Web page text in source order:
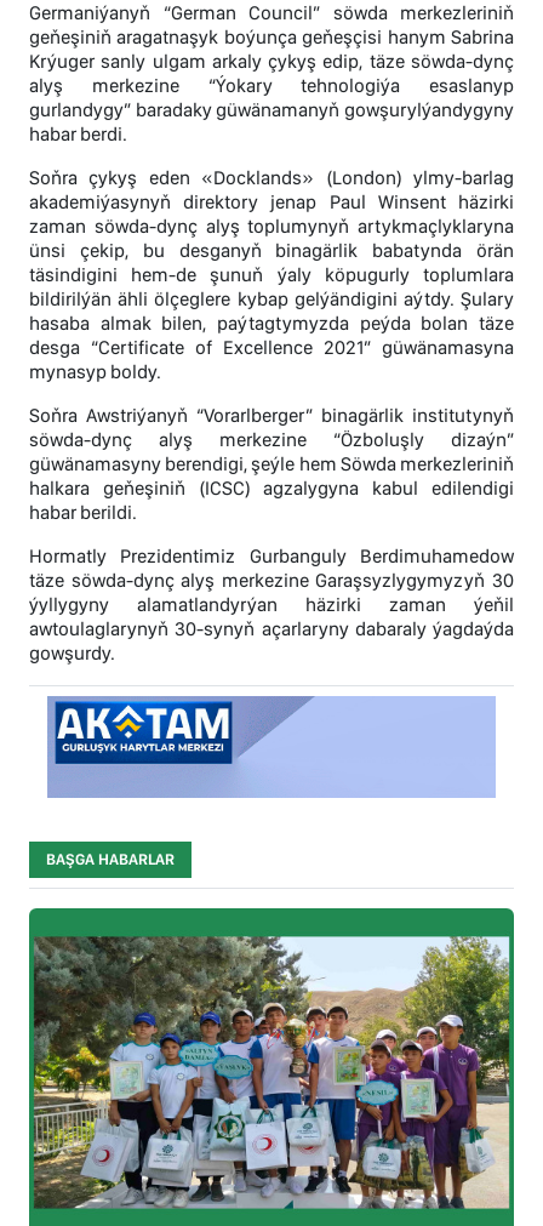
Germaniýanyň “German Council” söwda merkezleriniň
geňeşiniň aragatnaşyk boýunça geňeşçisi hanym Sabrina
Krýuger sanly ulgam arkaly çykyş edip, täze söwda-dynç
alyş merkezine “Ýokary tehnologiýa esaslanyp
gurlandygy” baradaky güwänamanyň gowşurylýandygyny
habar berdi.
Soňra çykyş eden «Docklands» (London) ylmy-barlag
akademiýasynyň direktory jenap Paul Winsent häzirki
zaman söwda-dynç alyş toplumynyň artykmaçlyklaryna
ünsi çekip, bu desganyň binagärlik babatynda örän
täsindigini hem-de şunuň ýaly köpugurly toplumlara
bildirilýän ähli ölçeglere kybap gelýändigini aýtdy. Şulary
hasaba almak bilen, paýtagtymyzda peýda bolan täze
desga “Certificate of Excellence 2021” güwänamasyna
mynasyp boldy.
Soňra Awstriýanyň “Vorarlberger” binagärlik institutynyň
söwda-dynç alyş merkezine “Özboluşly dizaýn”
güwänamasyny berendigi, şeýle hem Söwda merkezleriniň
halkara geňeşiniň (ICSC) agzalygyna kabul edilendigi
habar berildi.
Hormatly Prezidentimiz Gurbanguly Berdimuhamedow
täze söwda-dynç alyş merkezine Garaşsyzlygymyzyň 30
ýyllygyny alamatlandyrýan häzirki zaman ýeňil
awtoulaglarynyň 30-synyň açarlaryny dabaraly ýagdaýda
gowşurdy.
BAŞGA HABARLAR